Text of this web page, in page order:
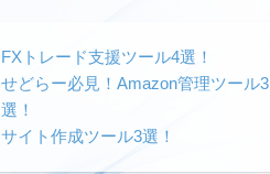
FXトレード支援ツール4選！
せどらー必見！Amazon管理ツール3
選！
サイト作成ツール3選！